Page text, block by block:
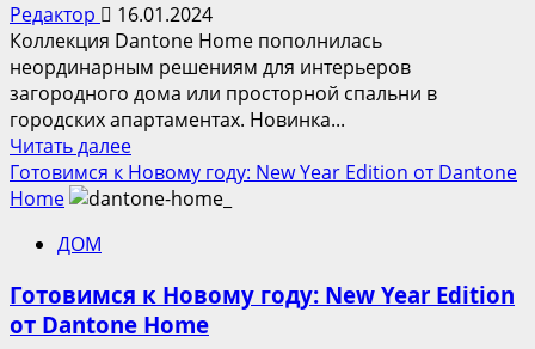
рабочего
года
от
Dantone
Home
Редактор
16.01.2024
Коллекция Dantone Home пополнилась
неординарным решениям для интерьеров
загородного дома или просторной спальни в
городских апартаментах. Новинка...
Читать далееПрочитать
больше
о
Dantone
Home:
Готовимся к Новому году: New Year Edition от Dantone
Home
ДОМ
Готовимся к Новому году: New Year Edition
от Dantone Home